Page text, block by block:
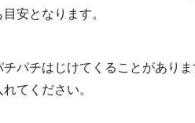
安となります。
チパチはじけてくることがあり
てください。